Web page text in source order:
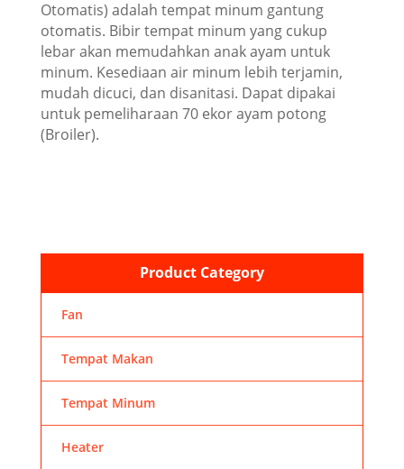
Otomatis) adalah tempat minum gantung
otomatis. Bibir tempat minum yang cukup
lebar akan memudahkan anak ayam untuk
minum. Kesediaan air minum lebih terjamin,
mudah dicuci, dan disanitasi. Dapat dipakai
untuk pemeliharaan 70 ekor ayam potong
(Broiler).
Product Category
Fan
Tempat Makan
Tempat Minum
Heater